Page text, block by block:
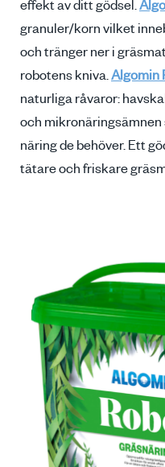
effekt av ditt gödsel.
granuler/korn vilket
och tränger ner i
robotens kniva.Algomin
naturliga råvaror:
och mikronäringsämnen
näring de behöver. Ett
tätare och friskare